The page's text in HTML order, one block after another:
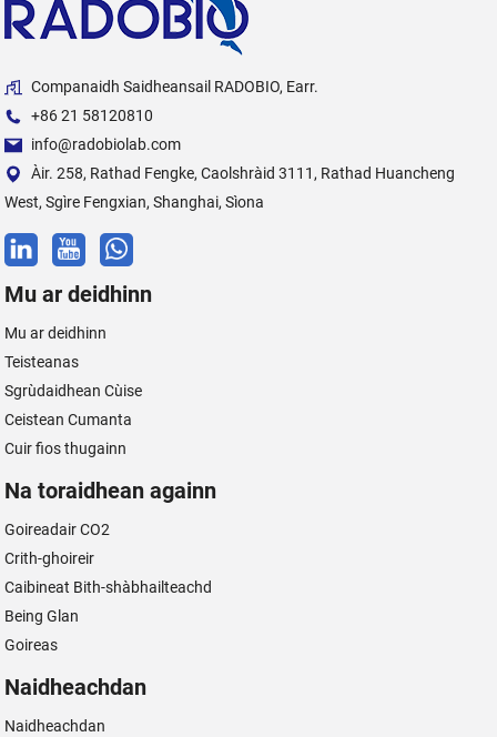
Companaidh Saidheansail RADOBIO, Earr.
+86 21 58120810
info@radobiolab.com
Àir. 258, Rathad Fengke, Caolshràid 3111, Rathad Huancheng
West, Sgìre Fengxian, Shanghai, Sìona
Mu ar deidhinn
Mu ar deidhinn
Teisteanas
Sgrùdaidhean Cùise
Ceistean Cumanta
Cuir fios thugainn
Na toraidhean againn
Goireadair CO2
Crith-ghoireir
Caibineat Bith-shàbhailteachd
Being Glan
Goireas
Naidheachdan
Naidheachdan